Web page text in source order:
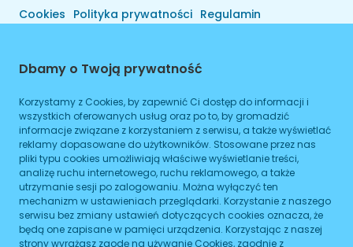
Cookies Polityka prywatności Regulamin
Dbamy o Twoją prywatność
Korzystamy z Cookies, by zapewnić Ci dostęp do informacji i
wszystkich oferowanych usług oraz po to, by gromadzić
informacje związane z korzystaniem z serwisu, a także wyświetlać
reklamy dopasowane do użytkowników. Stosowane przez nas
pliki typu cookies umożliwiają właściwe wyświetlanie treści,
analizę ruchu internetowego, ruchu reklamowego, a także
utrzymanie sesji po zalogowaniu. Można wyłączyć ten
mechanizm w ustawieniach przeglądarki. Korzystanie z naszego
serwisu bez zmiany ustawień dotyczących cookies oznacza, że
będą one zapisane w pamięci urządzenia. Korzystając z naszej
strony wyrażasz zgodę na używanie Cookies, zgodnie z
Wszelkie Prawa Zastrzeżone © 2026 Preals Data.
Wykonanie
Cookies